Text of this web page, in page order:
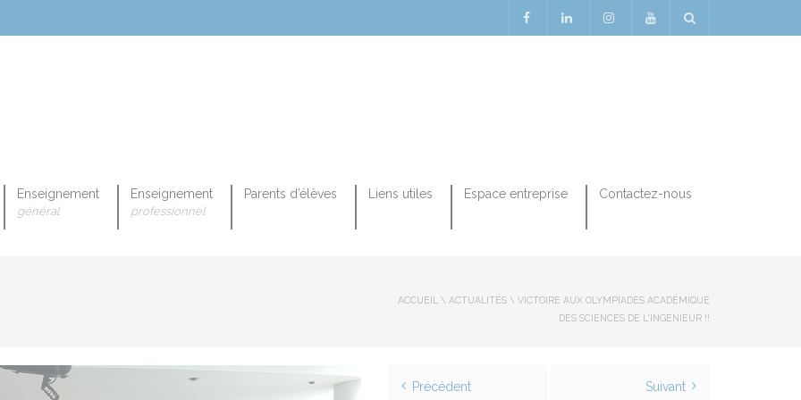
Enseignement
général
Enseignement
professionnel
Parents d’élèves Liens utiles Espace entreprise Contactez-nous
ACCUEIL \ ACTUALITÉS \ VICTOIRE AUX OLYMPIADES ACADÉMIQUE
DES SCIENCES DE L'INGÉNIEUR !!
Précédent Suivant